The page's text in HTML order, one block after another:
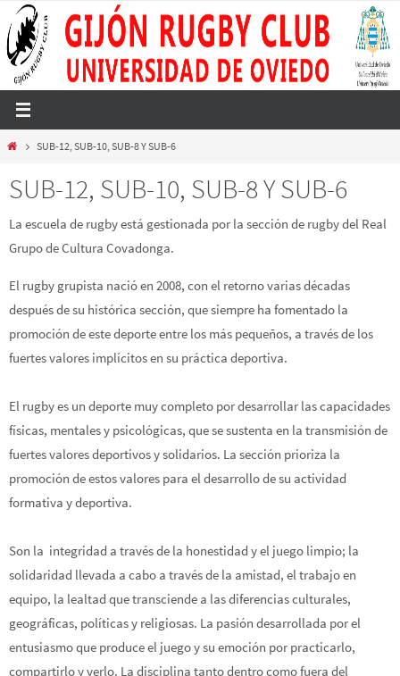
al
contenido
InicioSUB-12, SUB-10, SUB-8 Y SUB-6
SUB-12, SUB-10, SUB-8 Y SUB-6
La escuela de rugby está gestionada por la sección de rugby del Real
Grupo de Cultura Covadonga.
El rugby grupista nació en 2008, con el retorno varias décadas
después de su histórica sección, que siempre ha fomentado la
promoción de este deporte entre los más pequeños, a través de los
fuertes valores implícitos en su práctica deportiva.
El rugby es un deporte muy completo por desarrollar las capacidades
físicas, mentales y psicológicas, que se sustenta en la transmisión de
fuertes valores deportivos y solidarios. La sección prioriza la
promoción de estos valores para el desarrollo de su actividad
formativa y deportiva.
Son la integridad a través de la honestidad y el juego limpio; la
solidaridad llevada a cabo a través de la amistad, el trabajo en
equipo, la lealtad que transciende a las diferencias culturales,
geográficas, políticas y religiosas. La pasión desarrollada por el
entusiasmo que produce el juego y su emoción por practicarlo,
compartirlo y verlo. La disciplina tanto dentro como fuera del